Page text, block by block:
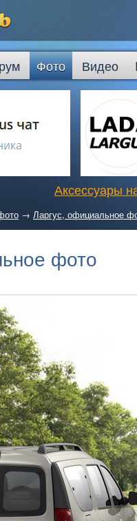
Фото Видео
Аксессуары
→ Ларгус, официальное
фото